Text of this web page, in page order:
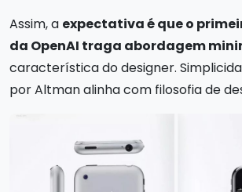
Assim, a expectativa é que o
da OpenAI traga abordagem
característica do designer.
por Altman alinha com filosofia de